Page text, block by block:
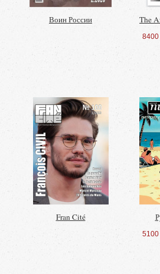
Воин России The
8400
Fran Cité
5100